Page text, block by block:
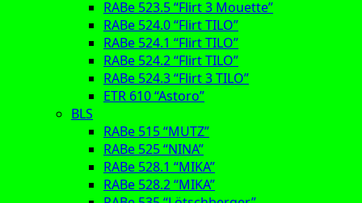
RABe 523.5 “Flirt 3 Mouette”
RABe 524.0 “Flirt TILO”
RABe 524.1 “Flirt TILO”
RABe 524.2 “Flirt TILO”
RABe 524.3 “Flirt 3 TILO”
ETR 610 “Astoro”
BLS
RABe 515 “MUTZ”
RABe 525 “NINA”
RABe 528.1 “MIKA”
RABe 528.2 “MIKA”